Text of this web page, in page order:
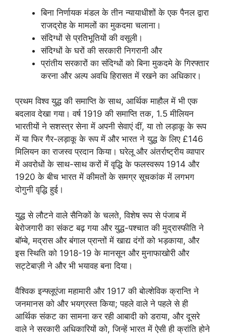
बिना निर्णायक मंडल के तीन न्यायाधीशों के एक पैनल द्वारा
राजद्रोह के मामलों का मुकदमा चलाना।
संदिग्धों से प्रतिभूतियों की वसूली।
संदिग्धों के घरों की सरकारी निगरानी और
प्रांतीय सरकारों का संदिग्धों को बिना मुकदमे के गिरफ्तार
करना और अल्प अवधि हिरासत में रखने का अधिकार।
प्रथम विश्व युद्ध की समाप्ति के साथ, आर्थिक माहौल में भी एक
बदलाव देखा गया। वर्ष 1919 की समाप्ति तक, 1.5 मीलियन
भारतीयों ने सशस्त्र सेना में अपनी सेवाएं दीं, या तो लड़ाकू के रूप
में या फिर गैर-लड़ाकू के रूप में और भारत ने युद्ध के लिए £146
मिलियन का राजस्व प्रदान किया। घरेलू और अंतर्राष्ट्रीय व्यापार
में अवरोधों के साथ-साथ करों में वृद्धि के फलस्वरूप 1914 और
1920 के बीच भारत में कीमतों के समग्र सूचकांक में लगभग
दोगुनी वृद्धि हुई।
युद्ध से लौटने वाले सैनिकों के चलते, विशेष रूप से पंजाब में
बेरोजगारी का संकट बढ़ गया और युद्ध-पश्चात की मुद्रास्फीति ने
बॉम्बे, मद्रास और बंगाल प्रान्तों में खाद्य दंगों को भड़काया, और
इस स्थिति को 1918-19 के मानसून और मुनाफाखोरी और
सट्टेबाज़ी ने और भी भयावह बना दिया।
वैश्विक इन्फ्लूएंजा महामारी और 1917 की बोल्शेविक क्रान्ति ने
जनमानस को और भयग्रस्त किया; पहले वाले ने पहले से ही
आर्थिक संकट का सामना कर रही आबादी को डराया, और दूसरे
वाले ने सरकारी अधिकारियों को, जिन्हें भारत में ऐसी ही क्रांति होने